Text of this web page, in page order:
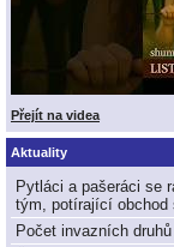
Přejít na videa
Aktuality
Pytláci a pašeráci se
tým, potírající obchod
Počet invazních